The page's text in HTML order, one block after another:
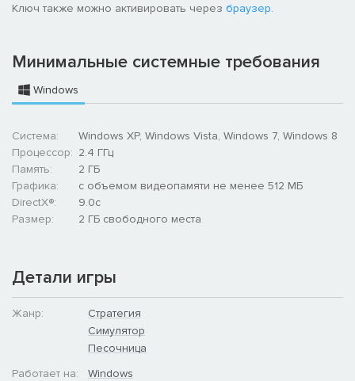
Ключ также можно активировать через браузер.
Минимальные системные требования
Windows
Система:
Windows XP, Windows Vista, Windows 7, Windows 8
Процессор: 2.4 ГГц
Память:
2 ГБ
Графика:
с объемом видеопамяти не менее 512 МБ
DirectX®:
9.0c
Размер:
2 ГБ свободного места
Детали игры
Жанр:
Стратегия
Симулятор
Песочница
Работает на:
Windows